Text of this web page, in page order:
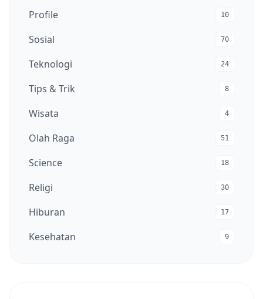
Profile 10
Sosial 70
Teknologi 24
Tips & Trik 8
Wisata 4
Olah Raga 51
Science 18
Religi 30
Hiburan 17
Kesehatan 9